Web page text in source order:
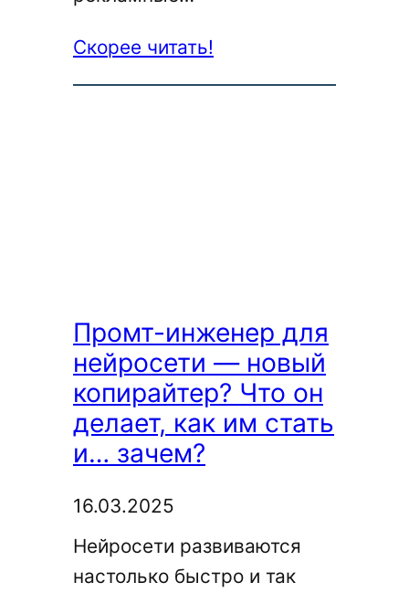
Скорее читать!
он
стоит
гораздо
дороже
Промт-инженер для
нейросети — новый
копирайтер? Что он
делает, как им стать
и… зачем?
16.03.2025
Нейросети развиваются
настолько быстро и так